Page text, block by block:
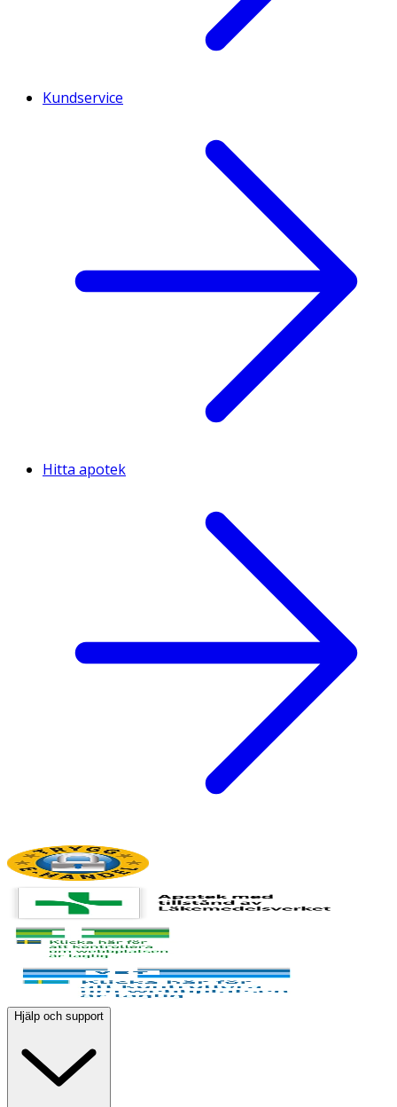
Kundservice
Hitta apotek
Hjälp och support